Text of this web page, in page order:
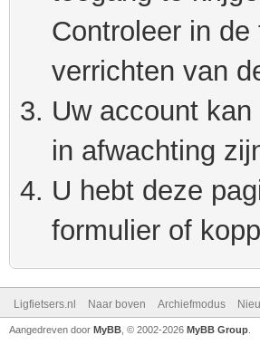
Controleer in
verrichten van
Uw account
in afwachting
U hebt deze
formulier of
Ligfietsers.nl Naar boven Archiefmodus
Aangedreven door MyBB , © 2002-2026 MyBB Group